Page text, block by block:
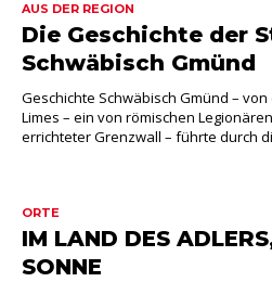
AUS DER REGION
Die Geschichte der
Schwäbisch Gmünd
Geschichte Schwäbisch Gmünd –
Limes – ein von römischen
errichteter Grenzwall – führte durch
ORTE
IM LAND DES
SONNE